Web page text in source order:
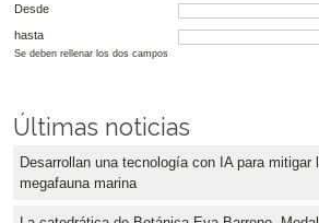
Desde
hasta
Se deben rellenar los dos campos
Últimas noticias
Desarrollan una tecnología con IA para mitigar
megafauna marina